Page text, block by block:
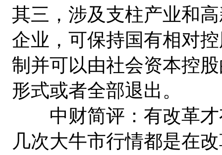
其三，涉及支柱产业和
企业，可保持国有相对
制并可以由社会资本控
形式或者全部退出。
中财简评：有改革才
几次大牛市行情都是在